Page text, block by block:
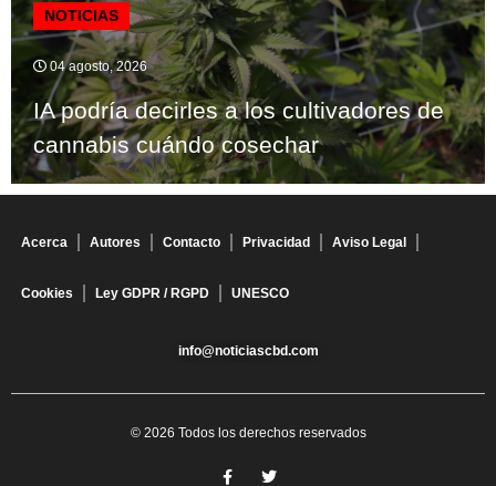
NOTICIAS
04 agosto, 2026
IA podría decirles a los cultivadores de
cannabis cuándo cosechar
Acerca Autores Contacto Privacidad Aviso Legal
Cookies Ley GDPR / RGPD UNESCO
info@noticiascbd.com
© 2026 Todos los derechos reservados